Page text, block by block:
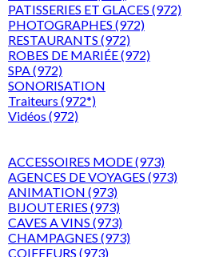
PATISSERIES ET GLACES (972)
PHOTOGRAPHES (972)
RESTAURANTS (972)
ROBES DE MARIÉE (972)
SPA (972)
SONORISATION
Traiteurs (972*)
Vidéos (972)
ACCESSOIRES MODE (973)
AGENCES DE VOYAGES (973)
ANIMATION (973)
BIJOUTERIES (973)
CAVES A VINS (973)
CHAMPAGNES (973)
COIFFEURS (973)